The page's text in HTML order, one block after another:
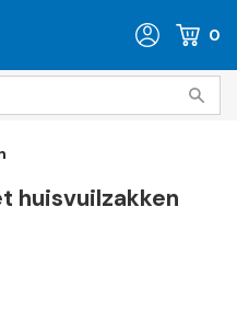
0
huisvuilzakken